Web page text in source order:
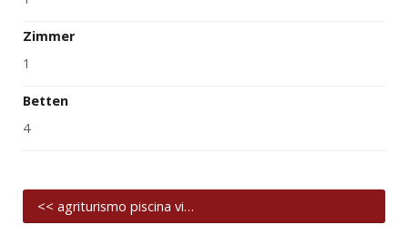
Zimmer
1
Betten
4
<< agriturismo piscina vi…